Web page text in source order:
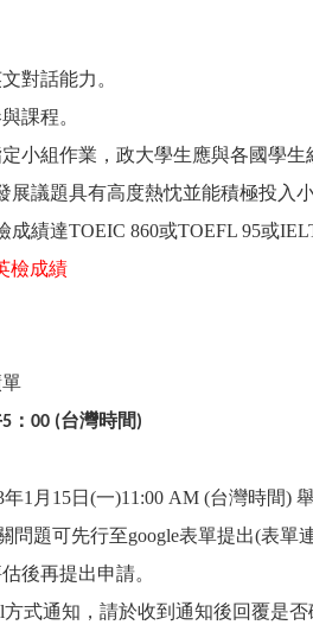
對話能力。
課程。
小組作業，政大學生應與各國學
展議題具有高度熱忱並能積極投入小
績達TOEIC 860或TOEFL 95或
檢成績
：00 (台灣時間)
年1月15日(一)11:00 AM (台灣時間)
問題可先行至google表單提出(表單
後再提出申請。
式通知，請於收到通知後回覆是